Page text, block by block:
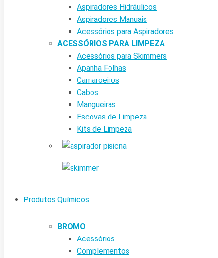
Aspiradores Hidráulicos
Aspiradores Manuais
Acessórios para Aspiradores
ACESSÓRIOS PARA LIMPEZA
Acessórios para Skimmers
Apanha Folhas
Camaroeiros
Cabos
Mangueiras
Escovas de Limpeza
Kits de Limpeza
Produtos Químicos
BROMO
Acessórios
Complementos